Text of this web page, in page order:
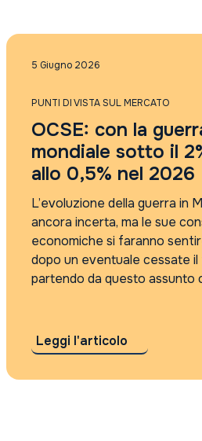
5 Giugno 2026
PUNTI DI VISTA SUL MERCATO
OCSE: con la
mondiale sotto il
allo 0,5% nel 2026
L’evoluzione della guerra in
ancora incerta, ma le sue
economiche si faranno
dopo un eventuale cessate
partendo da questo assunto
“ancora...
Leggi l'articolo